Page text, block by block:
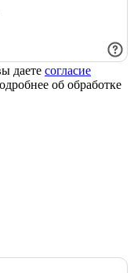
даете согласие
об обработке